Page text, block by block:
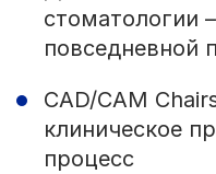
стоматологии
повседневной
CAD/CAM
клиническое
процесс